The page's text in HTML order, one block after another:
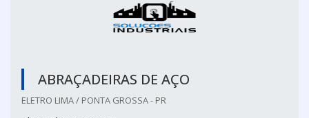
ABRAÇADEIRAS DE AÇO
ELETRO LIMA / PONTA GROSSA - PR